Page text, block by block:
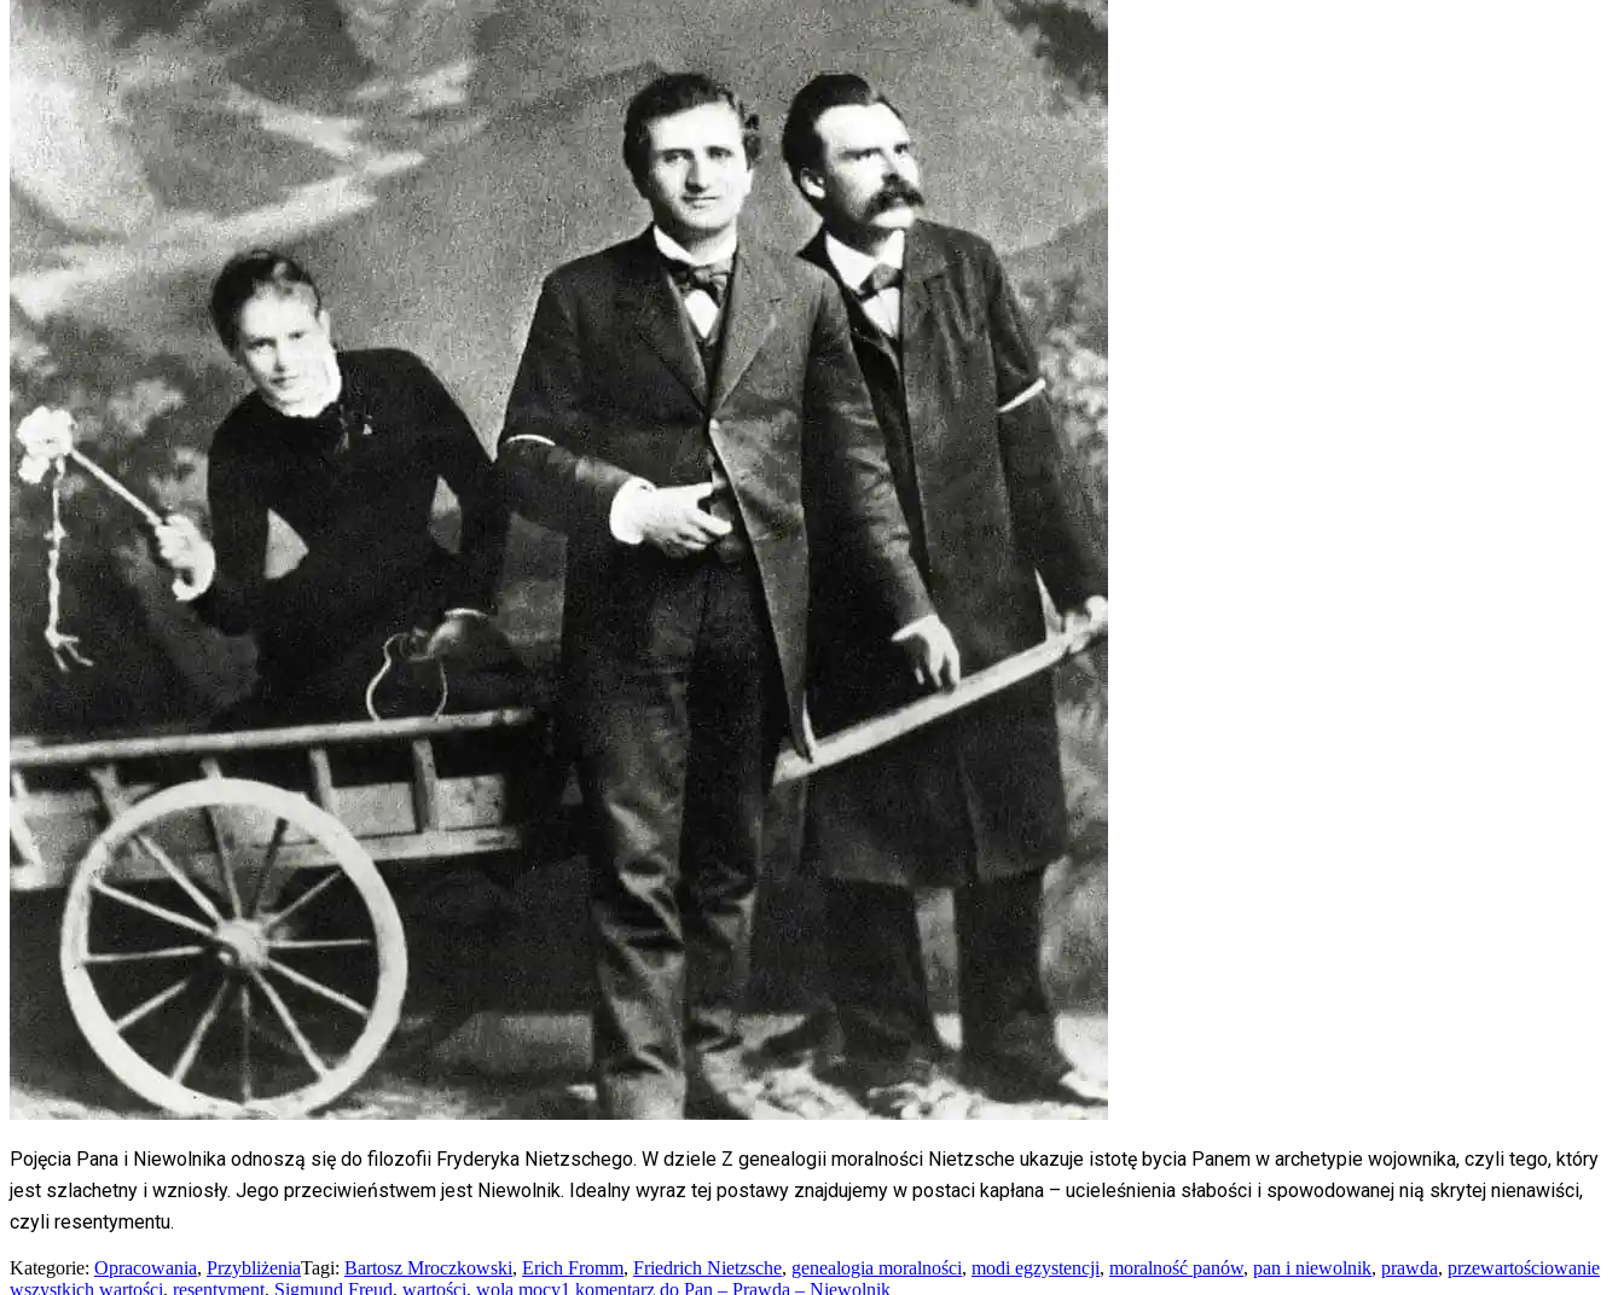
Pojęcia Pana i Niewolnika odnoszą się do filozofii Fryderyka Nietzschego. W dziele Z genealogii moralności Nietzsche ukazuje istotę bycia Panem w archetypie wojownika, czyli tego, który
jest szlachetny i wzniosły. Jego przeciwieństwem jest Niewolnik. Idealny wyraz tej postawy znajdujemy w postaci kapłana – ucieleśnienia słabości i spowodowanej nią skrytej nienawiści,
czyli resentymentu.
Kategorie: Opracowania, PrzybliżeniaTagi: Bartosz Mroczkowski, Erich Fromm, Friedrich Nietzsche, genealogia moralności, modi egzystencji, moralność panów, pan i niewolnik, prawda, przewartościowanie
wszystkich wartości, resentyment, Sigmund Freud, wartości, wola mocy1 komentarz do Pan – Prawda – Niewolnik